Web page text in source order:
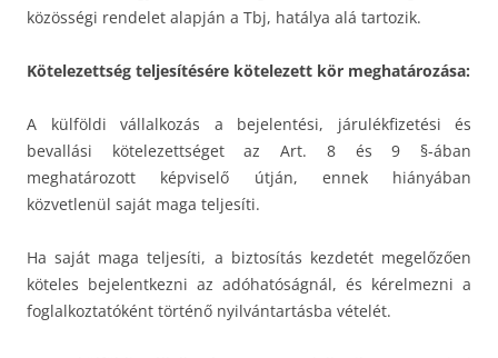
közösségi rendelet alapján a Tbj, hatálya alá tartozik.
Kötelezettség teljesítésére kötelezett kör meghatározása:
A külföldi vállalkozás a bejelentési, járulékfizetési és
bevallási kötelezettséget az Art. 8 és 9 §-ában
meghatározott képviselő útján, ennek hiányában
közvetlenül saját maga teljesíti.
Ha saját maga teljesíti, a biztosítás kezdetét megelőzően
köteles bejelentkezni az adóhatóságnál, és kérelmezni a
foglalkoztatóként történő nyilvántartásba vételét.